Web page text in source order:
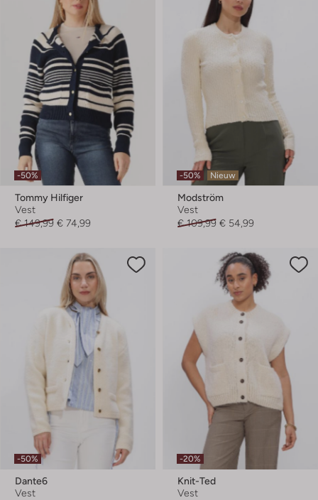
-50%
Tommy Hilfiger
Vest
€ 149,99 € 74,99
-50% Nieuw
Modström
Vest
€ 109,99 € 54,99
-50%
Dante6
Vest
-20%
Knit-Ted
Vest